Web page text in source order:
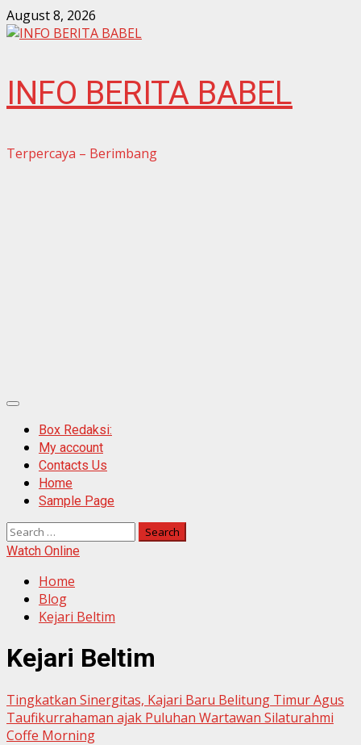
Skip
to
August 8, 2026
INFO BERITA BABEL
Terpercaya – Berimbang
Primary
MenuBox Redaksi:
My account
Contacts Us
Home
Sample Page
Search
for:
Watch Online
Home
Blog
Kejari Beltim
Kejari Beltim
Tingkatkan Sinergitas, Kajari Baru Belitung Timur Agus
Taufikurrahaman ajak Puluhan Wartawan Silaturahmi
Coffe Morning